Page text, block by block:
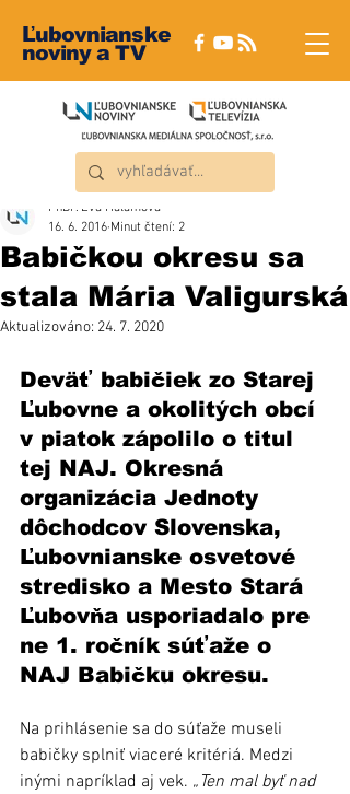
Ľubovnianske
noviny a TV
Babičkou okresu sa
stala Mária Valigurská
PhDr. Eva Halamová
16. 6. 2016 Minut čtení: 2
Aktualizováno: 24. 7. 2020
Deväť babičiek zo Starej
Ľubovne a okolitých obcí
v piatok zápolilo o titul
tej NAJ. Okresná
organizácia Jednoty
dôchodcov Slovenska,
Ľubovnianske osvetové
stredisko a Mesto Stará
Ľubovňa usporiadalo pre
ne 1. ročník súťaže o
NAJ Babičku okresu.
Na prihlásenie sa do súťaže museli
babičky splniť viaceré kritériá. Medzi
inými napríklad aj vek. „Ten mal byť nad